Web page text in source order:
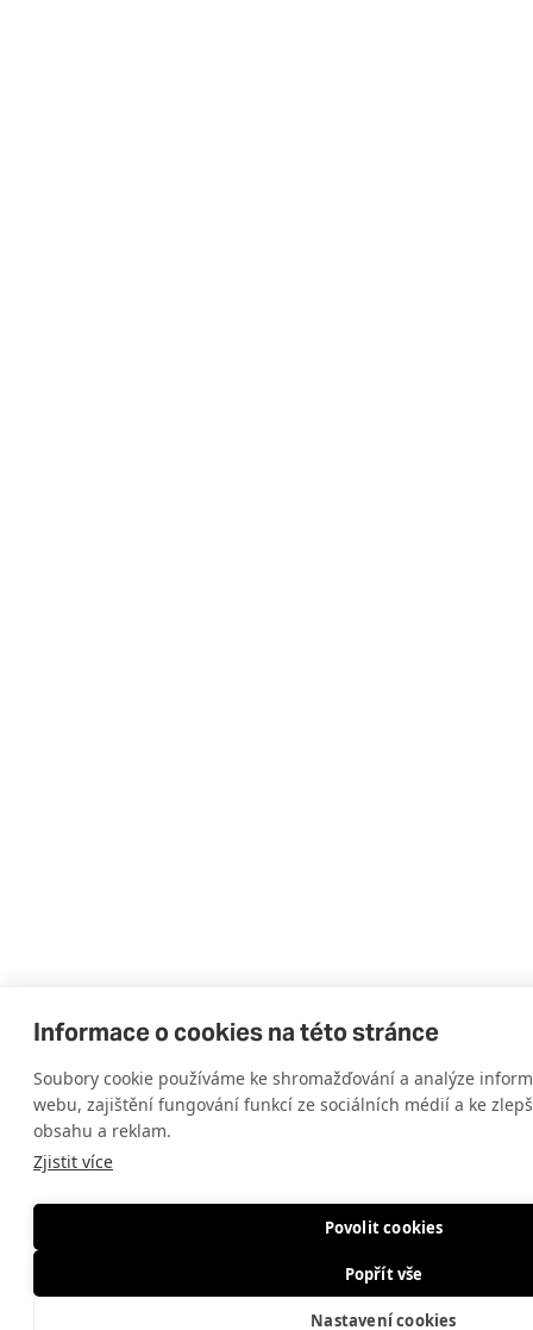
Informace o cookies na této stránce
Soubory cookie používáme ke shromažďování a analýze
webu, zajištění fungování funkcí ze sociálních médií a ke
obsahu a reklam.
Zjistit více
Povolit cookies
Popřít vše
Nastavení cookies